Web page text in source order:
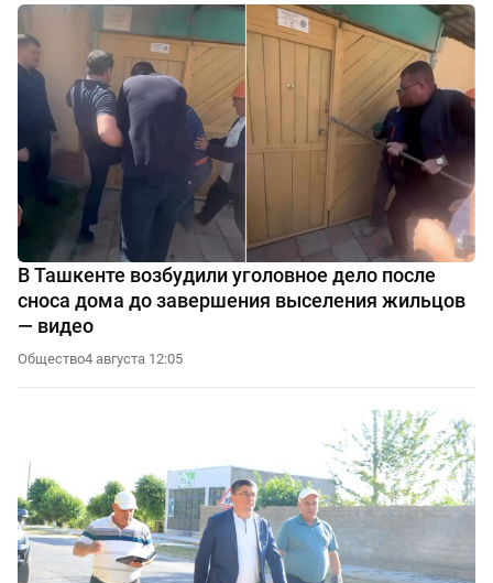
В Ташкенте возбудили уголовное дело после
сноса дома до завершения выселения жильцов
— видео
Общество4 августа 12:05